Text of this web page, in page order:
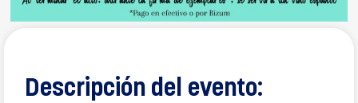
Descripción del evento: